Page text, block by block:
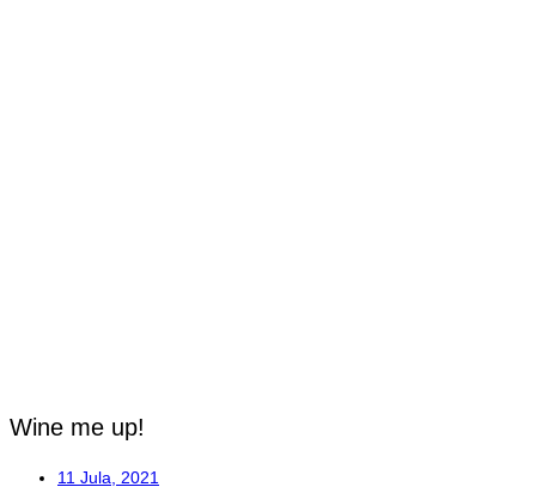
Wine me up!
11 Jula, 2021